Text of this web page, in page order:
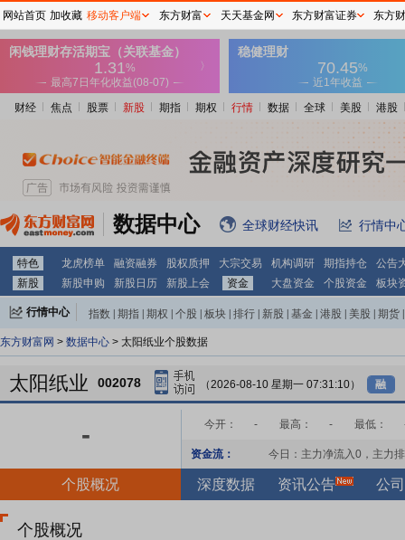
财经 焦点 股票 新股 期指 期权 行情 数据 全球 美股 港股
数据中心 全球财经快讯 行情中
特色 龙虎榜单 融资融券 股权质押 大宗交易 机构调研 期指持仓
公告
新股
新股申购 新股日历 新股上会 资金 大盘资金 个股资金 板块
行情中心 指数 期指 期权 个股 板块 排行 新股 基金 港股 美股 期货
东方财富网 > 数据中心 > 太阳纸业个股数据
太阳纸业 002078 （2026-08-10 星期一 07:31:10） 融
- 今开： - 最高： - 最低：
资金流： 今日：主力净流入0 ，主力
个股概况 深度数据 资讯公告 公
个股概况
网站首页 加收藏 移动客户端 东方财富 天天基金网 东方财富证券 东方